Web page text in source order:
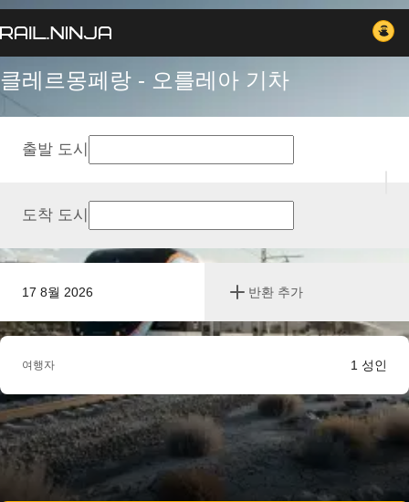
클레르몽페랑 - 오를레아 기차
17 8월 2026 반환 추가
출발 도시
도착 도시
여행자 1 성인